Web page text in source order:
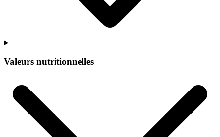
Valeurs nutritionnelles